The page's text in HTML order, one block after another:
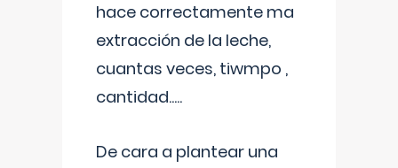
hace correctamente ma
extracción de la leche,
cuantas veces, tiwmpo ,
cantidad.....
De cara a plantear una